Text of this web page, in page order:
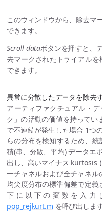
このウィンドウから、除去マ
できます。
Scroll dataボタンを押すと、
去マークされたトライアルを
できます。
異常に分散したデータを除去
アーティファクチュアル・
ク」の活動の価値を持ってい
で不連続が発生した場合 1つ
らの分布を検知するため、
積(串、分散、平均) データエ
出し、高いマイナス kurtosis
一チャネルおよび全チャネ
均尖度分布の標準偏差で定
下に以下の変数を入力
pop_rejkurt.m を呼び出します